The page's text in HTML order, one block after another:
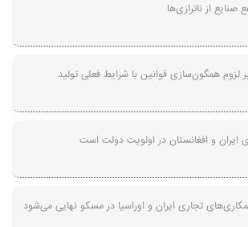
لزوم همگون‌سازی قوانین با شرایط فعلی تولید
ایران و افغانستان در اولویت دولت است
تجاری ایران و اوراسیا در مسکو نهایی می‌شود